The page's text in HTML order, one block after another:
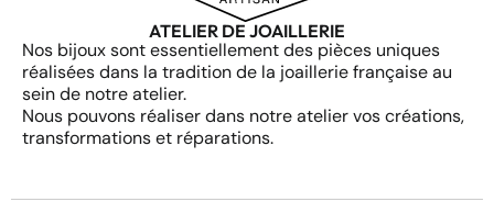
ATELIER DE JOAILLERIE
Nos bijoux sont essentiellement des pièces uniques
réalisées dans la tradition de la joaillerie française au
sein de notre atelier.
Nous pouvons réaliser dans notre atelier vos créations,
transformations et réparations.